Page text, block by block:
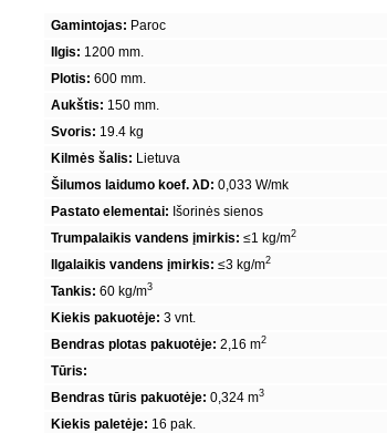
Gamintojas: Paroc
Ilgis: 1200 mm.
Plotis: 600 mm.
Aukštis: 150 mm.
Svoris: 19.4 kg
Kilmės šalis: Lietuva
Šilumos laidumo koef. λD: 0,033 W/mk
Pastato elementai: Išorinės sienos
Trumpalaikis vandens įmirkis: ≤1 kg/m2
Ilgalaikis vandens įmirkis: ≤3 kg/m2
Tankis: 60 kg/m3
Kiekis pakuotėje: 3 vnt.
Bendras plotas pakuotėje: 2,16 m2
Tūris:
Bendras tūris pakuotėje: 0,324 m3
Kiekis paletėje: 16 pak.